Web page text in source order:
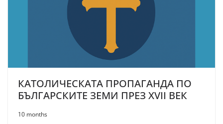
КАТОЛИЧЕСКАТА ПРОПАГАНДА ПО
БЪЛГАРСКИТЕ ЗЕМИ ПРЕЗ XVII ВЕК
10 months